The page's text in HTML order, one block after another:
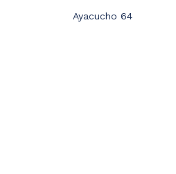
Ayacucho 64